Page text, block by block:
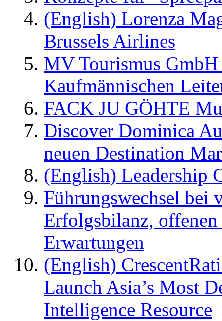
(English) Lorenza
Brussels Airlines
MV Tourismus
Kaufmännischen
FACK JU GÖHTE
Discover Dominica
neuen Destination
(English) Leadership
Führungswechsel bei
Erfolgsbilanz,
Erwartungen
(English)
Launch Asia’s Most
Intelligence Resource